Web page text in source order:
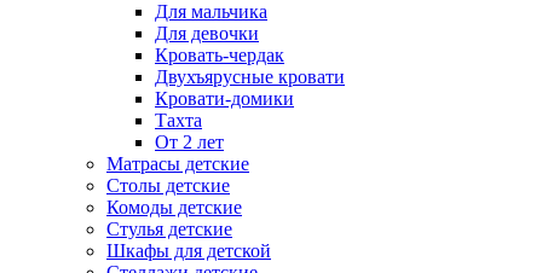
Для мальчика
Для девочки
Кровать-чердак
Двухъярусные кровати
Кровати-домики
Тахта
От 2 лет
Матрасы детские
Столы детские
Комоды детские
Стулья детские
Шкафы для детской